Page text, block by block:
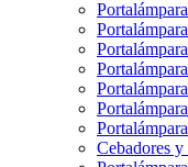
Cebadores y